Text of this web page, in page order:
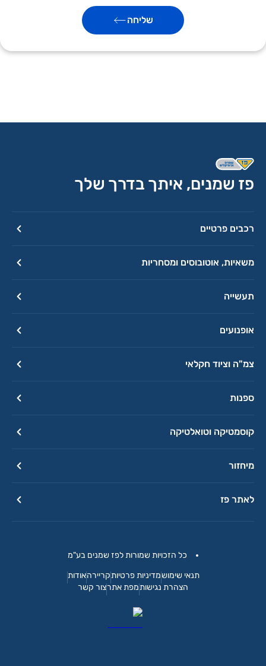
שליחה
פז שמנים, איתך בדרך שלך
רכבים פרטיים
משאיות, אוטובוסים ומסחריות
תעשייה
אופנועים
צמ"ה וציוד חקלאי
ספנות
קוסמטיקה וטואלטיקה
מיחזור
לאתר פז
כל הזכויות שמורות לפז שמנים בע"מ
תנאי שימושמדיניות פרטיותקריירהאודות
הצהרת נגישותמפת אתרצור קשר